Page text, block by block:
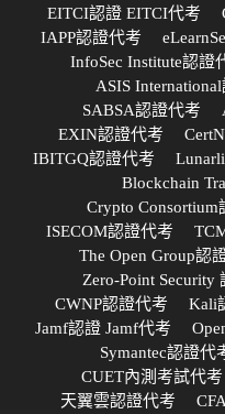
EITCI認證 EITCI代考
IAPP認證代考
InfoSec Institute認證
ASIS
SABSA認證代考
EXIN認證代考
IBITGQ認證代考
Blockchain
Crypto Consortium
ISECOM認證代考
The Open Group認
Zero-Point Security
CWNP認證代考
Kali
Jamf認證 Jamf代考
Symantec認證代
CUET內測考試代考
天翼雲認證代考